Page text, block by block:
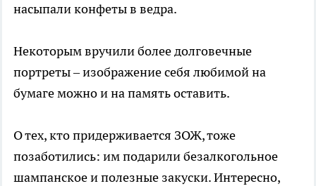
насыпали конфеты в ведра.
Некоторым вручили более долговечные
портреты – изображение себя любимой на
бумаге можно и на память оставить.
О тех, кто придерживается ЗОЖ, тоже
позаботились: им подарили безалкогольное
шампанское и полезные закуски. Интересно,